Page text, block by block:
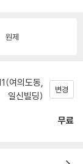
원제
여의도동,
일신빌딩)
변경
무료